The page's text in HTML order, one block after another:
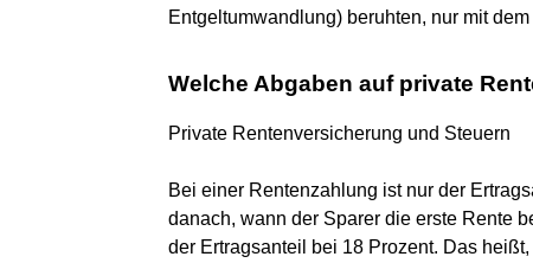
Entgeltumwandlung) beruhten, nur mit
Welche Abgaben auf private
Private Rentenversicherung und Steuern
Bei einer Rentenzahlung ist nur der
danach, wann der Sparer die erste Rente
der Ertragsanteil bei 18 Prozent. Das